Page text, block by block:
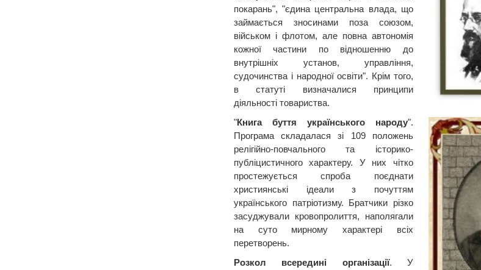
покарань", "єдина центральна влада, що
займається зносинами поза союзом,
військом і флотом, але повна автономія
кожної частини по відношенню до
внутрішніх установ, управління,
судочинства і народної освіти". Крім того,
в статуті визначалися принципи
діяльності товариства.
"Книга буття українського народу".
Програма складалася зі 109 положень
релігійно-повчального та історико-
публіцистичного характеру. У них чітко
простежується спроба поєднати
християнські ідеали з почуттям
українського патріотизму. Братчики різко
засуджували кровопролиття, наполягали
на суто мирному характері всіх
перетворень.
Розкол всередині організації. У